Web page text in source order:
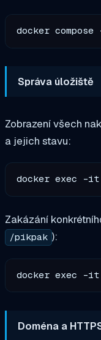
Správa úložiště
Zobrazení všech
a jejich stavu:
Zakázání
/pikpak ):
Doména a